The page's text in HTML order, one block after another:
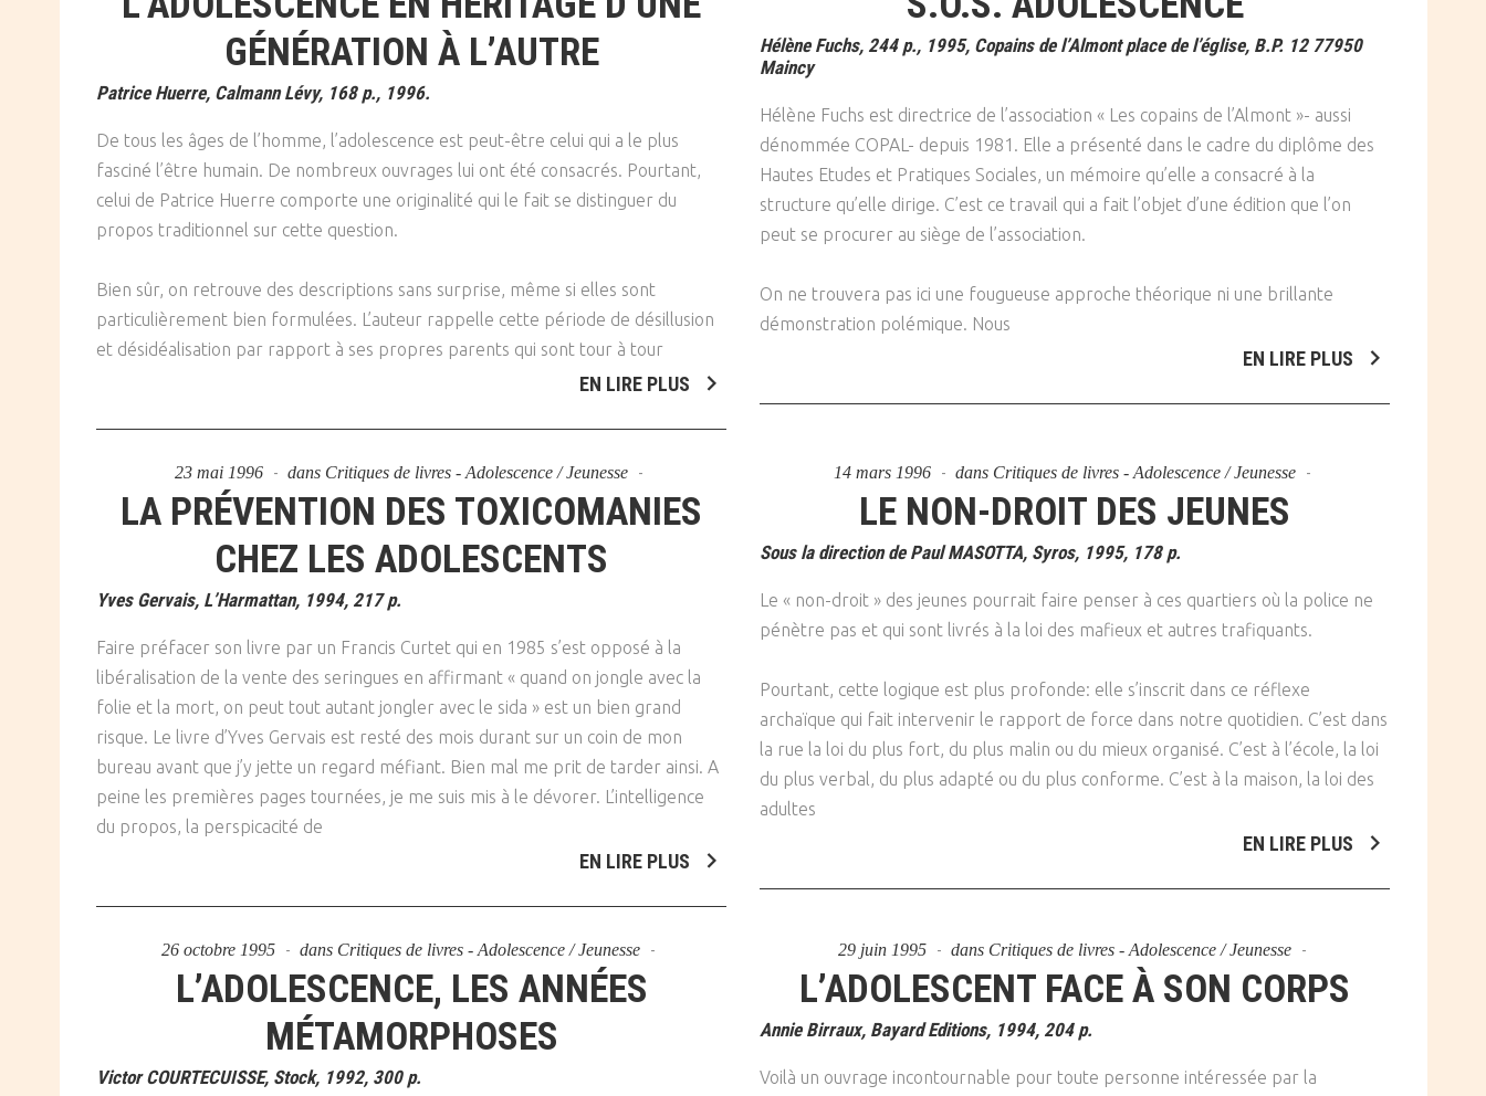
Violence / Maltraitance
Délinquance
Banlieue
Protection De L'enfance
Psychanalyse
Psychiatrie
Sexualité
Sociologie
Droit
Économie / Emploi
Politique
Religion
Romans / Médias
GÉNÉRATION À L’AUTRE
Patrice Huerre, Calmann Lévy, 168 p., 1996.
De tous les âges de l’homme, l’adolescence est peut-être celui qui a le plus
fasciné l’être humain. De nombreux ouvrages lui ont été consacrés. Pourtant,
celui de Patrice Huerre comporte une originalité qui le fait se distinguer du
propos traditionnel sur cette question.
Bien sûr, on retrouve des descriptions sans surprise, même si elles sont
particulièrement bien formulées. L’auteur rappelle cette période de désillusion
et désidéalisation par rapport à ses propres parents qui sont tour à tour
EN LIRE PLUS
Hélène Fuchs, 244 p., 1995, Copains de l’Almont place de l’église, B.P. 12 77950
Maincy
Hélène Fuchs est directrice de l’association « Les copains de l’Almont »- aussi
dénommée COPAL- depuis 1981. Elle a présenté dans le cadre du diplôme des
Hautes Etudes et Pratiques Sociales, un mémoire qu’elle a consacré à la
structure qu’elle dirige. C’est ce travail qui a fait l’objet d’une édition que l’on
peut se procurer au siège de l’association.
On ne trouvera pas ici une fougueuse approche théorique ni une brillante
démonstration polémique. Nous
EN LIRE PLUS
23 mai 1996 dans Critiques de livres - Adolescence / Jeunesse
LA PRÉVENTION DES TOXICOMANIES
CHEZ LES ADOLESCENTS
Yves Gervais, L’Harmattan, 1994, 217 p.
Faire préfacer son livre par un Francis Curtet qui en 1985 s’est opposé à la
libéralisation de la vente des seringues en affirmant « quand on jongle avec la
folie et la mort, on peut tout autant jongler avec le sida » est un bien grand
risque. Le livre d’Yves Gervais est resté des mois durant sur un coin de mon
bureau avant que j’y jette un regard méfiant. Bien mal me prit de tarder ainsi. A
peine les premières pages tournées, je me suis mis à le dévorer. L’intelligence
du propos, la perspicacité de
EN LIRE PLUS
14 mars 1996 dans Critiques de livres - Adolescence / Jeunesse
LE NON-DROIT DES JEUNES
Sous la direction de Paul MASOTTA, Syros, 1995, 178 p.
Le « non-droit » des jeunes pourrait faire penser à ces quartiers où la police ne
pénètre pas et qui sont livrés à la loi des mafieux et autres trafiquants.
Pourtant, cette logique est plus profonde: elle s’inscrit dans ce réflexe
archaïque qui fait intervenir le rapport de force dans notre quotidien. C’est dans
la rue la loi du plus fort, du plus malin ou du mieux organisé. C’est à l’école, la loi
du plus verbal, du plus adapté ou du plus conforme. C’est à la maison, la loi des
adultes
EN LIRE PLUS
26 octobre 1995 dans Critiques de livres - Adolescence / Jeunesse
L’ADOLESCENCE, LES ANNÉES
MÉTAMORPHOSES
Victor COURTECUISSE, Stock, 1992, 300 p.
29 juin 1995 dans Critiques de livres - Adolescence / Jeunesse
L’ADOLESCENT FACE À SON CORPS
Annie Birraux, Bayard Editions, 1994, 204 p.
Voilà un ouvrage incontournable pour toute personne intéressée par la